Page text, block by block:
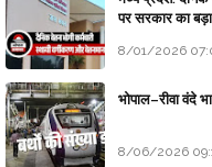
पर सरकार का
8/01/2026
भोपाल–रीवा वंदे
8/06/2026